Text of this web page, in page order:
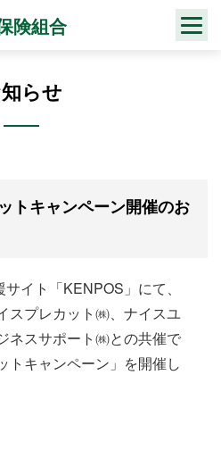
険組合
らせ
トキャンペーン開催のお
イト「KENPOS」にて、
スプレカット㈱、ナイスユ
ネスサポート㈱との共催で
トキャンペーン」を開催し